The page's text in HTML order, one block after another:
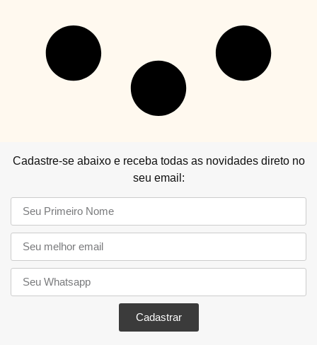
Cadastre-se abaixo e receba todas as novidades direto no
seu email:
Cadastrar